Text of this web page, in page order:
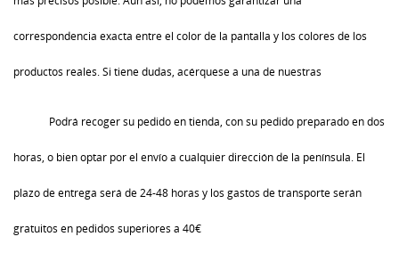
correspondencia exacta entre el color de la pantalla y los colores de los
productos reales. Si tiene dudas, acérquese a una de nuestras
Podrá recoger su pedido en tienda, con su pedido preparado en dos
horas, o bien optar por el envío a cualquier dirección de la península. El
plazo de entrega será de 24-48 horas y los gastos de transporte serán
gratuitos en pedidos superiores a 40€